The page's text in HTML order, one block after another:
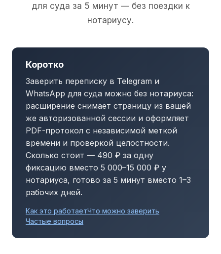
для суда за 5 минут — без поездки к
нотариусу.
Коротко
Заверить переписку в Telegram и
WhatsApp для суда можно без нотариуса:
расширение снимает страницу из вашей
же авторизованной сессии и оформляет
PDF-протокол с независимой меткой
времени и проверкой целостности.
Сколько стоит — 490 ₽ за одну
фиксацию вместо 5 000–15 000 ₽ у
нотариуса, готово за 5 минут вместо 1–3
рабочих дней.
Как это работаетЧто можно заверить
Частые вопросы